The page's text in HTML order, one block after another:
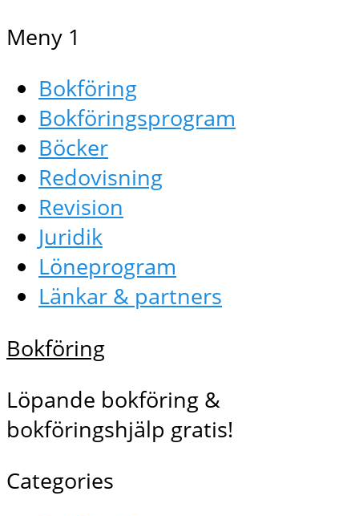
Meny 1
Bokföring
Bokföringsprogram
Böcker
Redovisning
Revision
Juridik
Löneprogram
Länkar & partners
Bokföring
Löpande bokföring &
bokföringshjälp gratis!
Categories